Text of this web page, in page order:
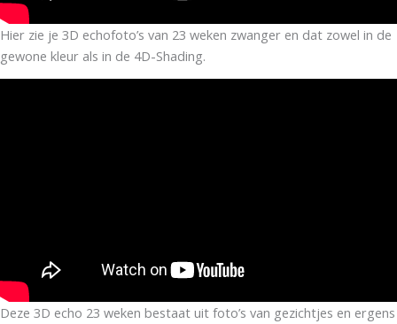
Hier zie je 3D echofoto’s van 23 weken zwanger en dat zowel in de
gewone kleur als in de 4D-Shading.
Deze 3D echo 23 weken bestaat uit foto’s van gezichtjes en ergens